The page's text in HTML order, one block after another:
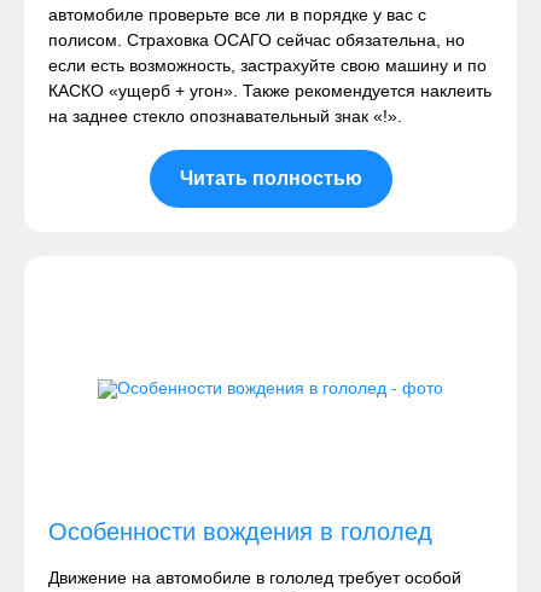
автомобиле проверьте все ли в порядке у вас с
полисом. Страховка ОСАГО сейчас обязательна, но
если есть возможность, застрахуйте свою машину и по
КАСКО «ущерб + угон». Также рекомендуется наклеить
на заднее стекло опознавательный знак «!».
Читать полностью
Особенности вождения в гололед
Движение на автомобиле в гололед требует особой